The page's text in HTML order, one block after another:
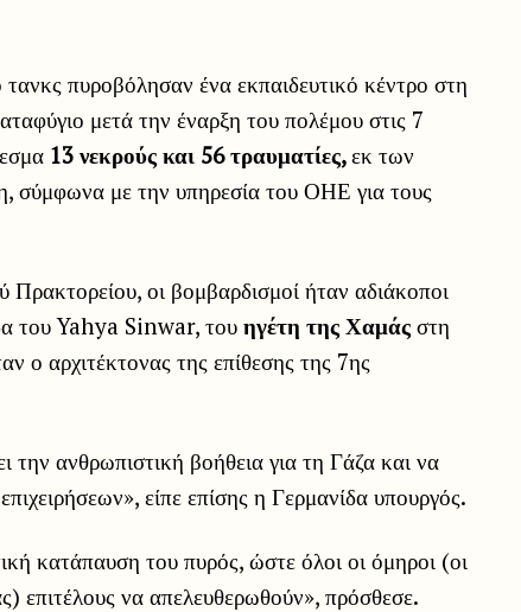
πυροβόλησαν ένα εκπαιδευτικό κέντρο στη
μετά την έναρξη του πολέμου στις 7
13 νεκρούς και 56 τραυματίες,εκ των
σύμφωνα με την υπηρεσία του ΟΗΕ για τους
οι βομβαρδισμοί ήταν αδιάκοποι
του Yahya Sinwar, του ηγέτη της Χαμάς στη
ο αρχιτέκτονας της επίθεσης της 7ης
την ανθρωπιστική βοήθεια για τη Γάζα και να
είπε επίσης η Γερμανίδα υπουργός.
κατάπαυση του πυρός, ώστε όλοι οι όμηροι (οι
επιτέλους να απελευθερωθούν», πρόσθεσε.